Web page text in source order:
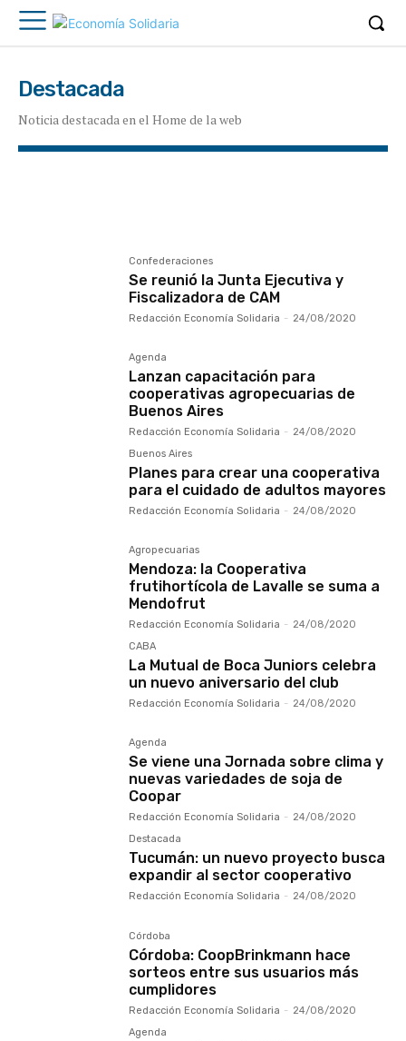
Destacada
Noticia destacada en el Home de la web
Confederaciones
Se reunió la Junta Ejecutiva y
Fiscalizadora de CAM
Redacción Economía Solidaria - 24/08/2020
Agenda
Lanzan capacitación para
cooperativas agropecuarias de
Buenos Aires
Redacción Economía Solidaria - 24/08/2020
Buenos Aires
Planes para crear una cooperativa
para el cuidado de adultos mayores
Redacción Economía Solidaria - 24/08/2020
Agropecuarias
Mendoza: la Cooperativa
frutihortícola de Lavalle se suma a
Mendofrut
Redacción Economía Solidaria - 24/08/2020
CABA
La Mutual de Boca Juniors celebra
un nuevo aniversario del club
Redacción Economía Solidaria - 24/08/2020
Agenda
Se viene una Jornada sobre clima y
nuevas variedades de soja de
Coopar
Redacción Economía Solidaria - 24/08/2020
Destacada
Tucumán: un nuevo proyecto busca
expandir al sector cooperativo
Redacción Economía Solidaria - 24/08/2020
Córdoba
Córdoba: CoopBrinkmann hace
sorteos entre sus usuarios más
cumplidores
Redacción Economía Solidaria - 24/08/2020
Agenda